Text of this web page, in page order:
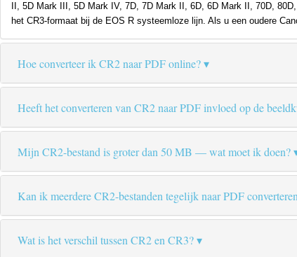
II, 5D Mark III, 5D Mark IV, 7D, 7D Mark II, 6D, 6D Mark II, 70D,
het CR3-formaat bij de EOS R systeemloze lijn. Als u een oudere
Hoe converteer ik CR2 naar PDF online?
Heeft het converteren van CR2 naar PDF invloed op de
Mijn CR2-bestand is groter dan 50 MB — wat moet ik doen?
Kan ik meerdere CR2-bestanden tegelijk naar PDF
Wat is het verschil tussen CR2 en CR3?